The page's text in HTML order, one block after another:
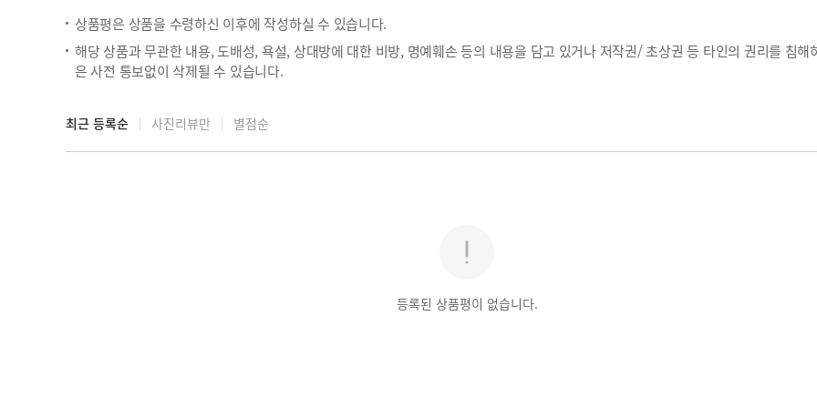
상품평은 상품을 수령하신 이후에 작성하실 수 있습니다.
해당 상품과 무관한 내용, 도배성, 욕설, 상대방에 대한 비방, 명예훼손 등의 내용을 담고 있거나 저작권/ 초상권 등 타인의 권리를 침해
은 사전 통보없이 삭제될 수 있습니다.
최근 등록순 사진리뷰만 별점순
등록된 상품평이 없습니다.